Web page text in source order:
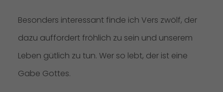
Besonders interessant finde ich Vers zwölf, der
dazu auffordert fröhlich zu sein und unserem
Leben gütlich zu tun. Wer so lebt, der ist eine
Gabe Gottes.